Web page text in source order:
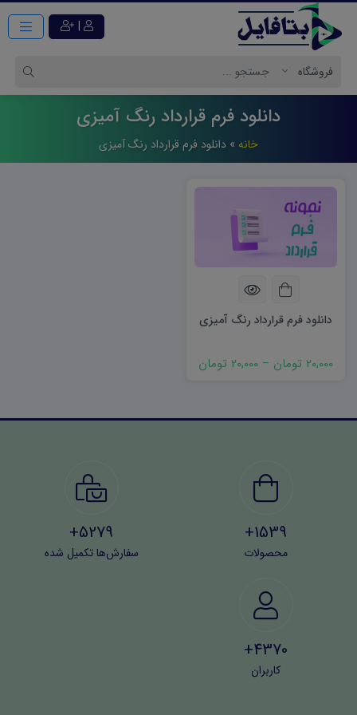
|
دانلود فرم قرارداد رنگ آمیزی
خانه » دانلود فرم قرارداد رنگ آمیزی
دانلود فرم قرارداد رنگ آمیزی
20,000 تومان – 20,000 تومان
1539+
محصولات
5279+
سفارش‌ها تکمیل شده
4370+
کاربران